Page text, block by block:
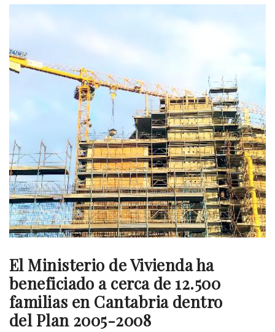
El Ministerio de Vivienda ha
beneficiado a cerca de 12.500
familias en Cantabria dentro
del Plan 2005-2008